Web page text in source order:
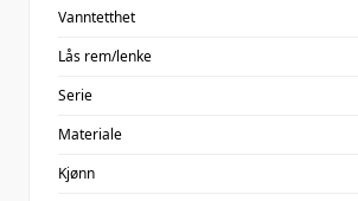
Vanntetthet
Lås rem/lenke
Serie
Materiale
Kjønn